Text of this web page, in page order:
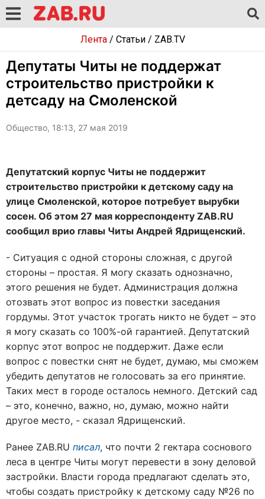
Лента/ Статьи/ ZAB.TV
Депутаты Читы не поддержат
строительство пристройки к
детсаду на Смоленской
Общество, 18:13, 27 мая 2019
Депутатский корпус Читы не поддержит
строительство пристройки к детскому саду на
улице Смоленской, которое потребует вырубки
сосен. Об этом 27 мая корреспонденту ZAB.RU
сообщил врио главы Читы Андрей Ядрищенский.
- Ситуация с одной стороны сложная, с другой
стороны – простая. Я могу сказать однозначно,
этого решения не будет. Администрация должна
отозвать этот вопрос из повестки заседания
гордумы. Этот участок трогать никто не будет – это
я могу сказать со 100%-ой гарантией. Депутатский
корпус этот вопрос не поддержит. Даже если
вопрос с повестки снят не будет, думаю, мы сможем
убедить депутатов не голосовать за его принятие.
Таких мест в городе осталось немного. Детский сад
– это, конечно, важно, но, думаю, можно найти
другое место, - сказал Ядрищенский.
Ранее ZAB.RU писал, что почти 2 гектара соснового
леса в центре Читы могут перевести в зону деловой
застройки. Власти города предлагают сделать это,
чтобы создать пристройку к детскому саду №26 по